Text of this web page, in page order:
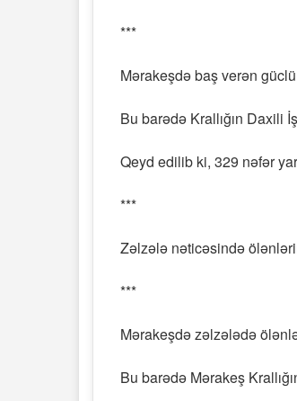
***
Mərakeşdə baş verən
Bu barədə Krallığın Daxili
Qeyd edilib ki, 329 nəfər
***
Zəlzələ nəticəsində
***
Mərakeşdə zəlzələdə
Bu barədə Mərakeş